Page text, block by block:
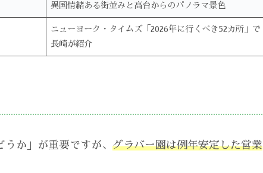
異国情緒ある街並みと高台からのパノラマ景色
ニューヨーク・タイムズ「2026年に行くべき52カ所」で
長崎が紹介
か」が重要ですが、 グラバー園は例年安定した営業